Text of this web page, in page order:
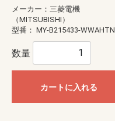
メーカー：三菱電機
（MITSUBISHI）
型番： MY-B215433-WWAHTN
数量
カートに入れる